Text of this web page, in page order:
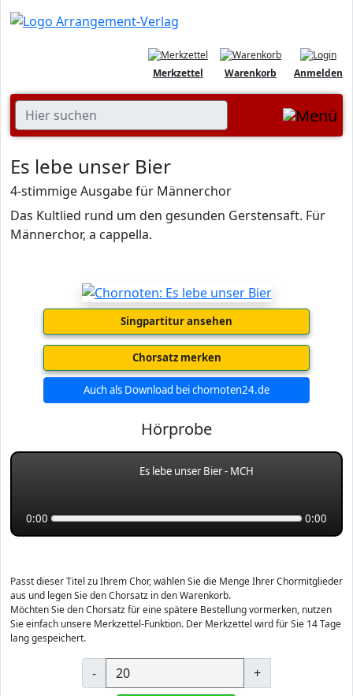
Anmelden
Warenkorb
Merkzettel
Es lebe unser Bier
4-stimmige Ausgabe für Männerchor
Das Kultlied rund um den gesunden Gerstensaft. Für
Männerchor, a cappella.
Singpartitur ansehen
Chorsatz merken
Auch als Download bei chornoten24.de
Hörprobe
Es lebe unser Bier - MCH
0:00 0:00
Passt dieser Titel zu Ihrem Chor, wählen Sie die Menge Ihrer Chormitglieder
aus und legen Sie den Chorsatz in den Warenkorb.
Möchten Sie den Chorsatz für eine spätere Bestellung vormerken, nutzen
Sie einfach unsere Merkzettel-Funktion. Der Merkzettel wird für Sie 14 Tage
lang gespeichert.
- +